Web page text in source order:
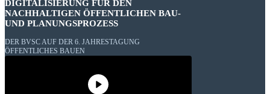
DIGITALISIERUNG FÜR DEN
NACHHALTIGEN ÖFFENTLICHEN BAU-
UND PLANUNGSPROZESS
DER BVSC AUF DER 6. JAHRESTAGUNG
ÖFFENTLICHES BAUEN